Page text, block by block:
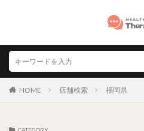
HOME 店舗検索 福岡県